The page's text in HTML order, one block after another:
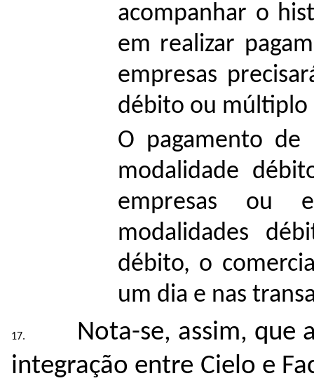
acompanhar o
em realizar
empresas
débito ou múltiplo
O pagamento de
modalidade
empresas ou
modalidades
débito, o
um dia e nas
Nota-se, assim, que
integração entre Cielo e